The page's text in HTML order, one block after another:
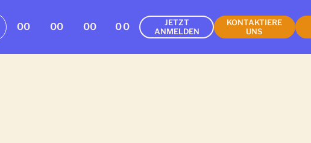
00 00 00 00
JETZT
ANMELDEN
KONTAKTIERE
UNS